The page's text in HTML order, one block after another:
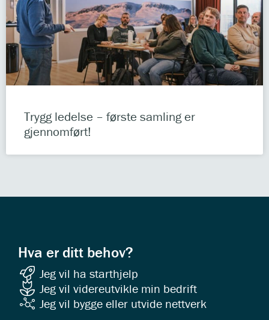
Trygg ledelse – første samling er
gjennomført!
Hva er ditt behov?
Jeg vil ha starthjelp
Jeg vil videreutvikle min bedrift
Jeg vil bygge eller utvide nettverk